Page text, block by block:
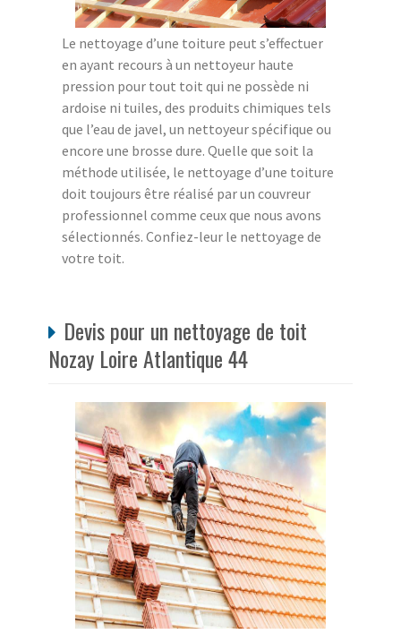
Le nettoyage d’une toiture peut s’effectuer
en ayant recours à un nettoyeur haute
pression pour tout toit qui ne possède ni
ardoise ni tuiles, des produits chimiques tels
que l’eau de javel, un nettoyeur spécifique ou
encore une brosse dure. Quelle que soit la
méthode utilisée, le nettoyage d’une toiture
doit toujours être réalisé par un couvreur
professionnel comme ceux que nous avons
sélectionnés. Confiez-leur le nettoyage de
votre toit.
Devis pour un nettoyage de toit
Nozay Loire Atlantique 44